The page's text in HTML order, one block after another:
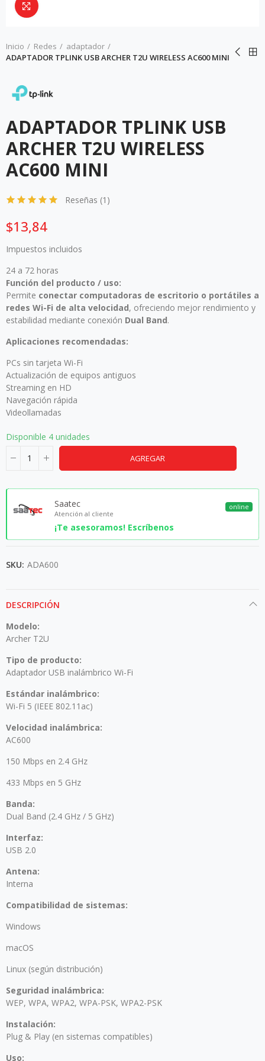
Inicio Redes
adaptador
ADAPTADOR TPLINK USB ARCHER T2U WIRELESS AC600 MINI
ADAPTADOR TPLINK USB
ARCHER T2U WIRELESS
AC600 MINI
Reseñas (1 )
$13,84
Impuestos incluidos
24 a 72 horas
Función del producto / uso:
Permite conectar computadoras de escritorio o portátiles a
redes Wi-Fi de alta velocidad, ofreciendo mejor rendimiento y
estabilidad mediante conexión Dual Band.
Aplicaciones recomendadas:
PCs sin tarjeta Wi-Fi
Actualización de equipos antiguos
Streaming en HD
Navegación rápida
Videollamadas
Disponible 4 unidades
AGREGAR
Saatec
Atención al cliente
¡Te asesoramos! Escríbenos
online
SKU: ADA600
DESCRIPCIÓN
Modelo:
Archer T2U
Tipo de producto:
Adaptador USB inalámbrico Wi-Fi
Estándar inalámbrico:
Wi-Fi 5 (IEEE 802.11ac)
Velocidad inalámbrica:
AC600
150 Mbps en 2.4 GHz
433 Mbps en 5 GHz
Banda:
Dual Band (2.4 GHz / 5 GHz)
Interfaz:
USB 2.0
Antena:
Interna
Compatibilidad de sistemas:
Windows
macOS
Linux (según distribución)
Seguridad inalámbrica:
WEP, WPA, WPA2, WPA-PSK, WPA2-PSK
Instalación:
Plug & Play (en sistemas compatibles)
Uso: